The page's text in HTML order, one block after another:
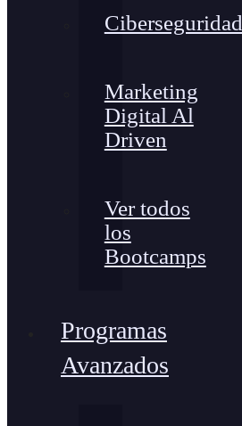
Ciberseguridad
Marketing
Digital Al
Driven
Ver todos
los
Bootcamps
Programas
Avanzados